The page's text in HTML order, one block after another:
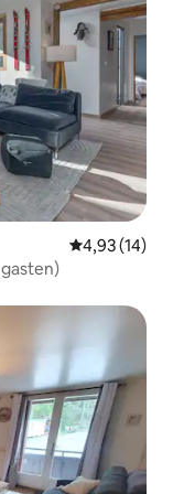
Gemiddelde
4,93 (14)